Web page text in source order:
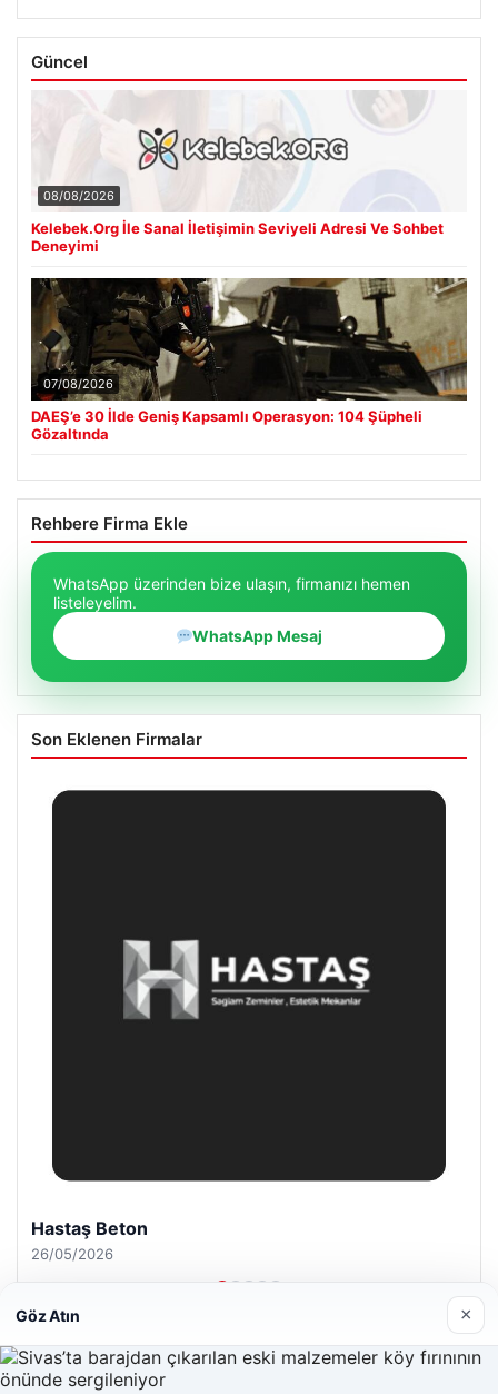
Güncel
08/08/2026
Kelebek.Org İle Sanal İletişimin Seviyeli Adresi Ve Sohbet
Deneyimi
07/08/2026
DAEŞ’e 30 İlde Geniş Kapsamlı Operasyon: 104 Şüpheli
Gözaltında
Rehbere Firma Ekle
WhatsApp üzerinden bize ulaşın, firmanızı hemen
listeleyelim.
WhatsApp Mesaj
Son Eklenen Firmalar
Enes Kaplan Avukatlık Bürosu
28/04/2026
Göz Atın ×